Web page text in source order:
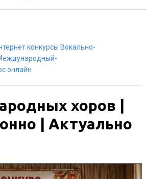
конкурсы Вокально-
онлайн
хоров |
| Актуально